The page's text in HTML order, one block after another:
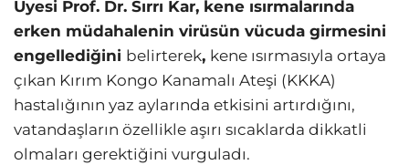
Üyesi Prof. Dr. Sırrı Kar, kene ısırmalarında
erken müdahalenin virüsün vücuda girmesini
engellediğini belirterek, kene ısırmasıyla ortaya
çıkan Kırım Kongo Kanamalı Ateşi (KKKA)
hastalığının yaz aylarında etkisini artırdığını,
vatandaşların özellikle aşırı sıcaklarda dikkatli
olmaları gerektiğini vurguladı.